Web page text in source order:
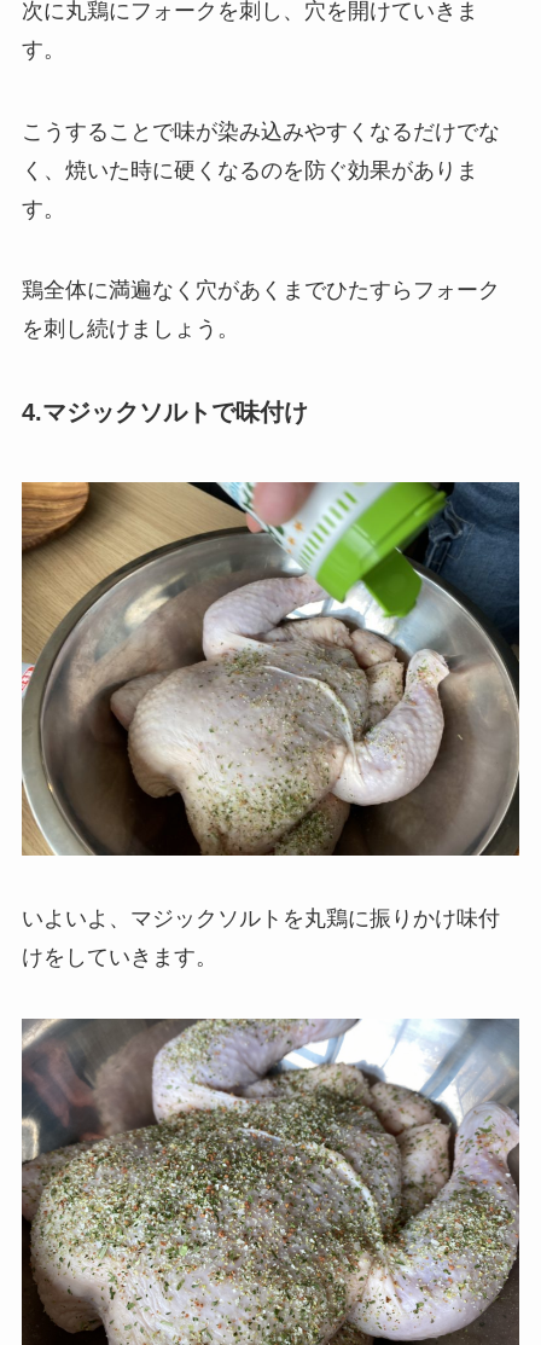
次に丸鶏にフォークを刺し、穴を開けていきま
す。
こうすることで味が染み込みやすくなるだけでな
く、焼いた時に硬くなるのを防ぐ効果がありま
す。
鶏全体に満遍なく穴があくまでひたすらフォーク
を刺し続けましょう。
4.マジックソルトで味付け
いよいよ、マジックソルトを丸鶏に振りかけ味付
けをしていきます。